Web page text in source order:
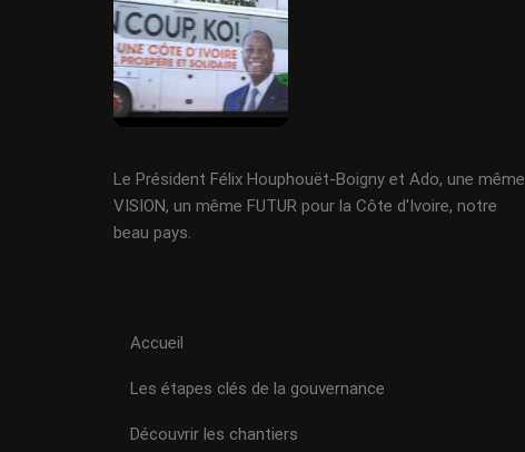
Le Président Félix Houphouët-Boigny et Ado, une même
VISION, un même FUTUR pour la Côte d'Ivoire, notre
beau pays.
Accueil
Les étapes clés de la gouvernance
Découvrir les chantiers